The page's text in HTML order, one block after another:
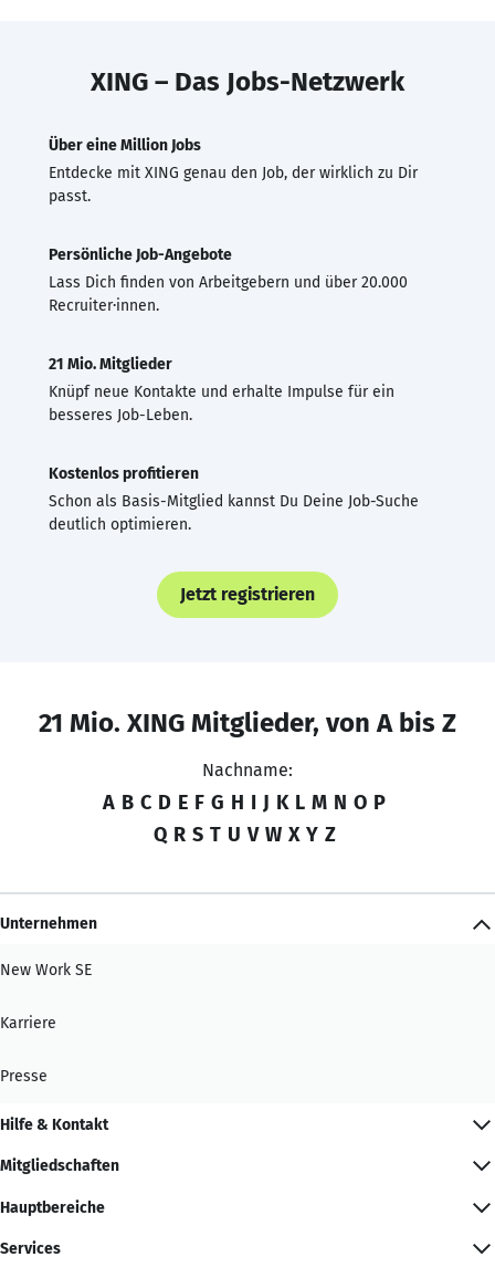
XING – Das Jobs-Netzwerk
Über eine Million Jobs
Entdecke mit XING genau den Job, der wirklich zu Dir
passt.
Persönliche Job-Angebote
Lass Dich finden von Arbeitgebern und über 20.000
Recruiter·innen.
21 Mio. Mitglieder
Knüpf neue Kontakte und erhalte Impulse für ein
besseres Job-Leben.
Kostenlos profitieren
Schon als Basis-Mitglied kannst Du Deine Job-Suche
deutlich optimieren.
Jetzt registrieren
21 Mio. XING Mitglieder, von A bis Z
Nachname:
A B C D E F G H I J K L M N O P
Q R S T U V W X Y Z
Unternehmen
New Work SE
Karriere
Presse
Hilfe & Kontakt
Mitgliedschaften
Hauptbereiche
Services